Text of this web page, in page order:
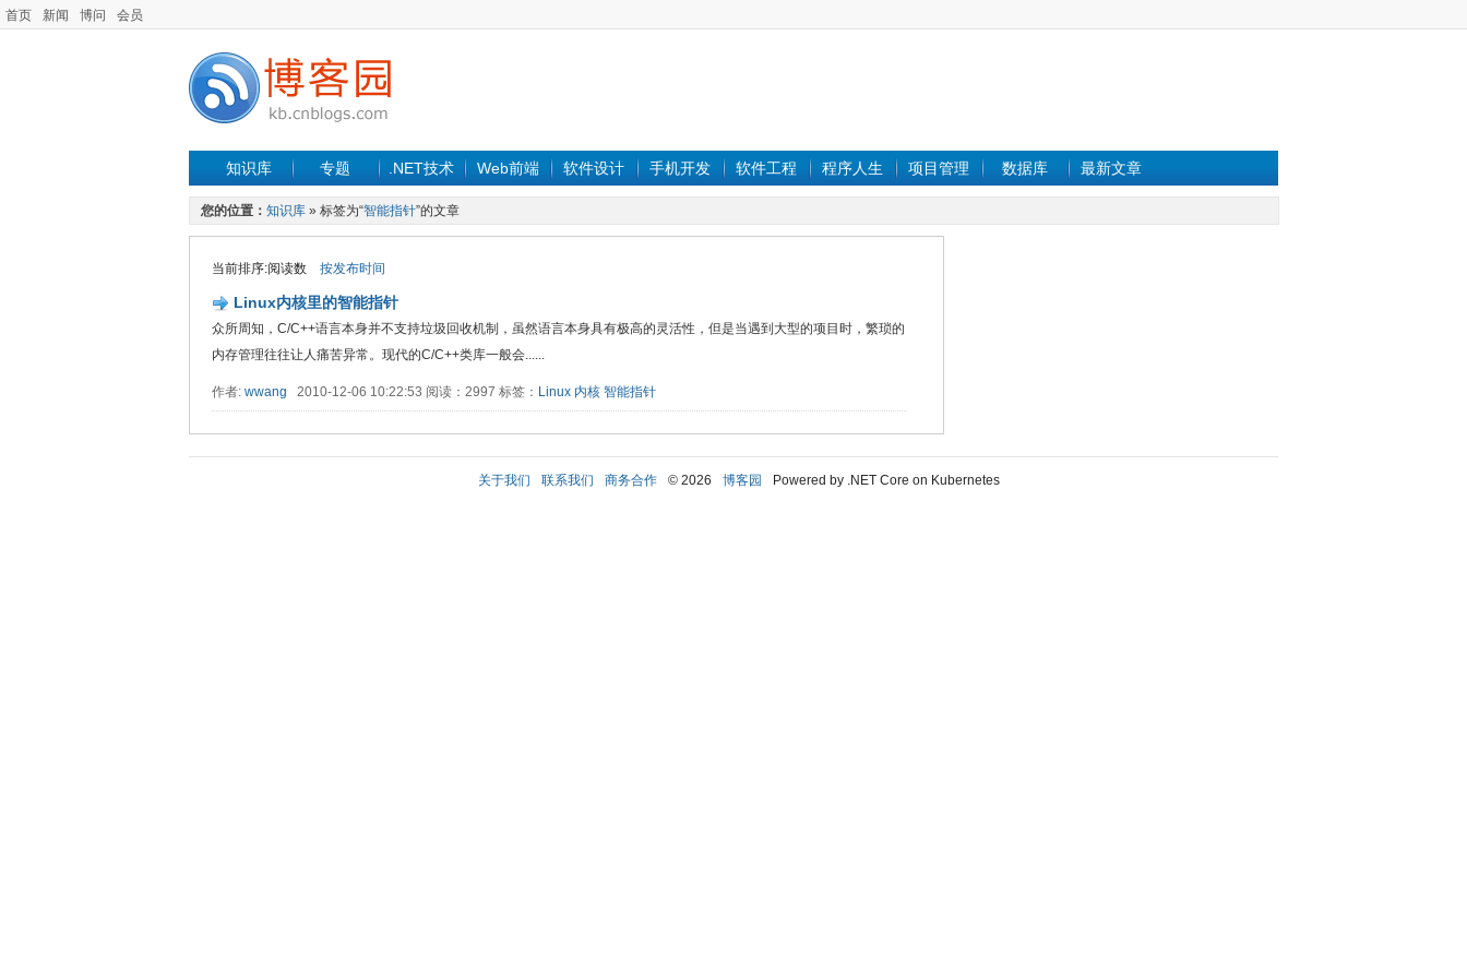
首页 新闻 博问 会员
知识库 专题 .NET技术 Web前端 软件设计 手机开发 软件工程 程序人生 项目管理 数据库 最新文章
您的位置： 知识库 » 标签为“智能指针”的文章
当前排序:阅读数 按发布时间
Linux内核里的智能指针
众所周知，C/C++语言本身并不支持垃圾回收机制，虽然语言本身具有极高的灵活性，但是当遇到大型的项目时，繁琐的
内存管理往往让人痛苦异常。现代的C/C++类库一般会......
作者: wwang 2010-12-06 10:22:53 阅读：2997 标签： Linux 内核 智能指针
关于我们 联系我们 商务合作 © 2026 博客园 Powered by .NET Core on Kubernetes